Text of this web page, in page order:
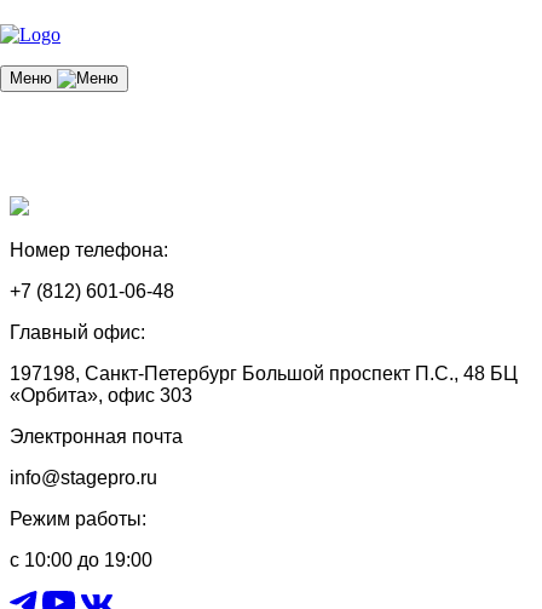
Меню
Номер телефона:
+7 (812) 601-06-48
Главный офис:
197198, Санкт-Петербург Большой проспект П.С., 48 БЦ
«Орбита», офис 303
Электронная почта
info@stagepro.ru
Режим работы:
с 10:00 до 19:00